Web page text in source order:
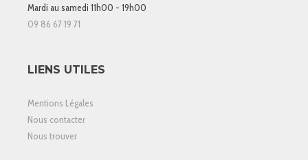
Mardi au samedi 11h00 - 19h00
09 86 67 19 71
LIENS UTILES
Mentions Légales
Nous contacter
Nous trouver